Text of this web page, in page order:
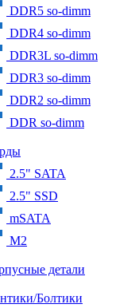
DDR5 so-dimm
DDR4 so-dimm
DDR3L so-dimm
DDR3 so-dimm
DDR2 so-dimm
DDR so-dimm
2.5" SATA
2.5" SSD
mSATA
M2
детали
Болтики